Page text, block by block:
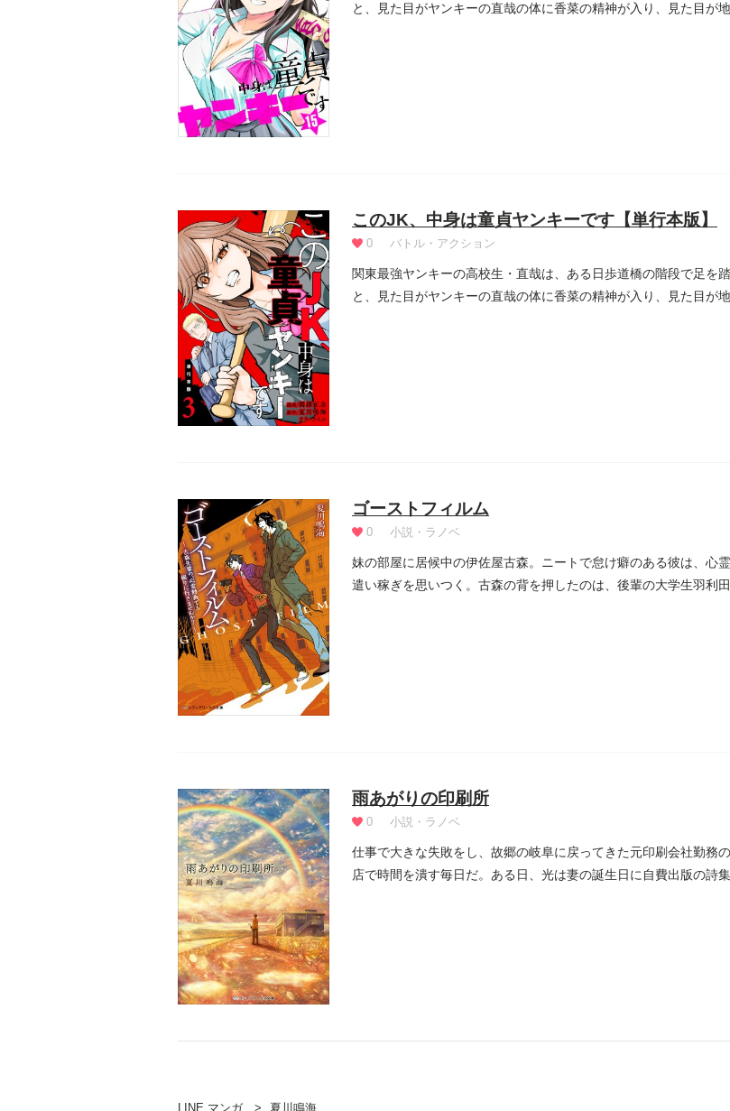
と、見た目がヤンキーの直哉の体に香菜の精神が入り、見た目が
このJK、中身は童貞ヤンキーです【単行本版】
0 バトル・アクション
関東最強ヤンキーの高校生・直哉は、ある日歩道橋の階段で足を
と、見た目がヤンキーの直哉の体に香菜の精神が入り、見た目が
ゴーストフィルム
0 小説・ラノベ
妹の部屋に居候中の伊佐屋古森。ニートで怠け癖のある彼は、心
遣い稼ぎを思いつく。古森の背を押したのは、後輩の大学生羽利
雨あがりの印刷所
0 小説・ラノベ
仕事で大きな失敗をし、故郷の岐阜に戻ってきた元印刷会社勤務
店で時間を潰す毎日だ。ある日、光は妻の誕生日に自費出版の詩
LINE マンガ 夏川鳴海